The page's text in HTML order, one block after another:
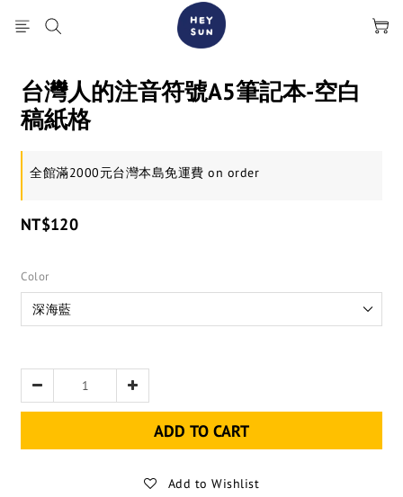
台灣人的注音符號A5筆記本-空白
稿紙格
全館滿2000元台灣本島免運費 on order
NT$120
Color
ADD TO CART
Add to Wishlist